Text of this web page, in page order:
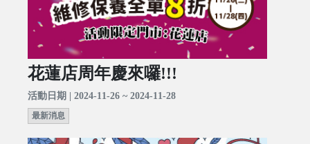
花蓮店周年慶來囉!!!
活動日期 | 2024-11-26 ~ 2024-11-28
最新消息